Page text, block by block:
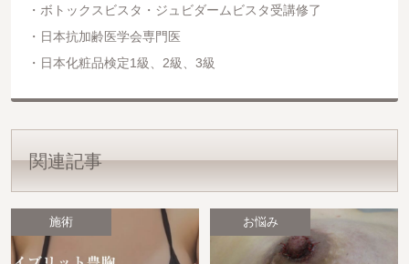
ボトックスビスタ・ジュビダームビスタ受講修了
日本抗加齢医学会専門医
日本化粧品検定1級、2級、3級
関連記事
施術 お悩み